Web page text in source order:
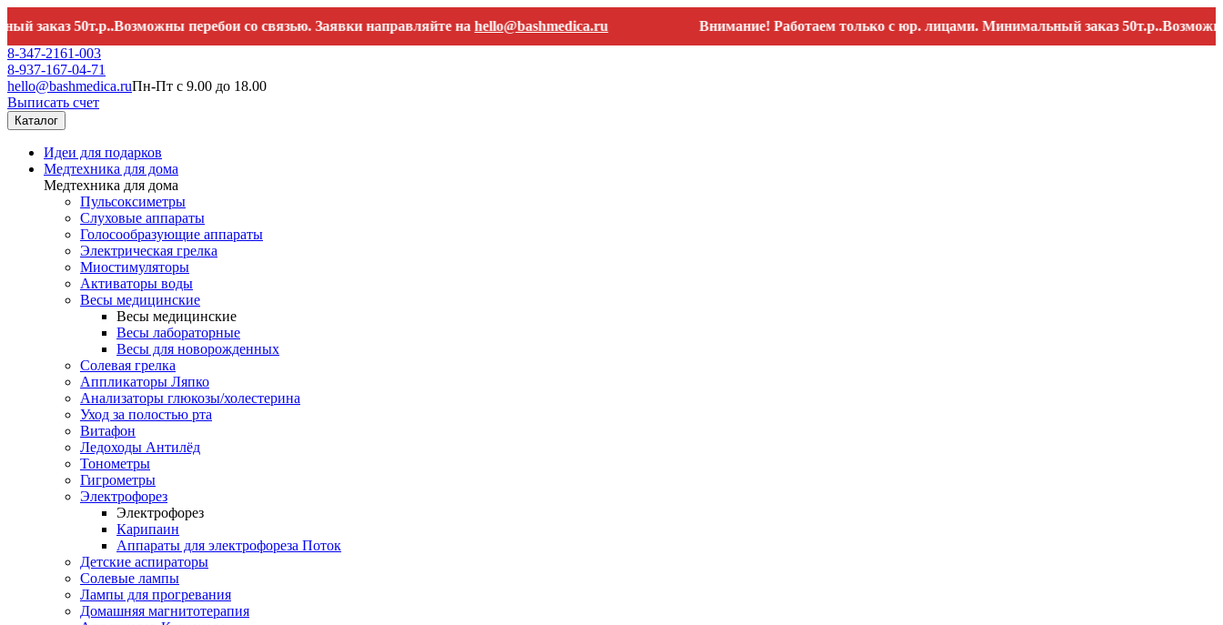
50т.р..Возможны перебои со связью. Заявки направляйте наhello@bashmedica.ru
Внимание! Работаем только с юр. лицами. Минимальный заказ 50т.р..Возможны
8-347-2161-003
8-937-167-04-71
hello@bashmedica.ruПн-Пт с 9.00 до 18.00
Выписать счет
Каталог
Идеи для подарков
Медтехника для дома
Медтехника для дома
Пульсоксиметры
Слуховые аппараты
Голосообразующие аппараты
Электрическая грелка
Миостимуляторы
Активаторы воды
Весы медицинские
Весы медицинские
Весы лабораторные
Весы для новорожденных
Солевая грелка
Аппликаторы Ляпко
Анализаторы глюкозы/холестерина
Уход за полостью рта
Витафон
Ледоходы Антилёд
Тонометры
Гигрометры
Электрофорез
Электрофорез
Карипаин
Аппараты для электрофореза Поток
Детские аспираторы
Солевые лампы
Лампы для прогревания
Домашняя магнитотерапия